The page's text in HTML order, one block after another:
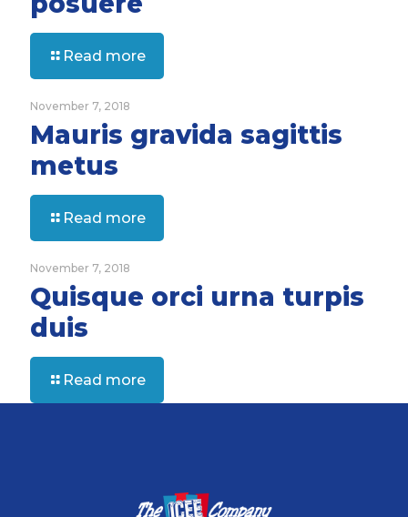
Read more
November 7, 2018
Mauris gravida sagittis
metus
Read more
November 7, 2018
Quisque orci urna turpis
duis
Read more